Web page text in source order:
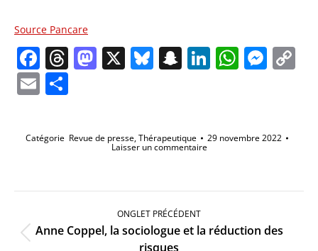
Source Pancare
Facebook
Threads
Mastodon
X Bluesky
Snapchat
LinkedIn
Email
Catégorie Revue de presse,Thérapeutique 29 novembre 2022
Laisser un commentaire
Navigation
ONGLET PRÉCÉDENT
Onglet
précédent
Anne Coppel, la sociologue et la réduction des
risques